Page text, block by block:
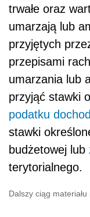
trwałe oraz
umarzają lub
przyjętych
przepisami
umarzania lub
przyjąć stawki
podatku
stawki
budżetowej lub
terytorialnego.
Dalszy ciąg